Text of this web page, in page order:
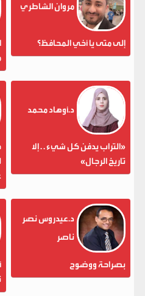
مروان الشاطري
إلى متى يا أخي المحافظ؟
د.أوهاد محمد
«التراب يدفن كل شيء . . إلا
تاريخ الرجال»
د.عيدروس نصر
ناصر
بصراحة ووضوح